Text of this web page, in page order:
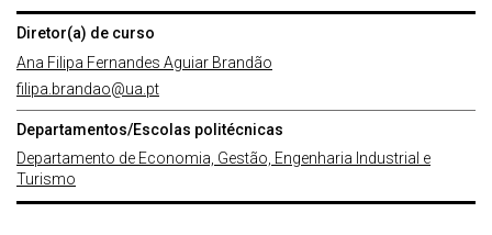
Diretor(a) de curso
Ana Filipa Fernandes Aguiar Brandão
filipa.brandao@ua.pt
Departamentos/Escolas politécnicas
Departamento de Economia, Gestão, Engenharia Industrial e
Turismo